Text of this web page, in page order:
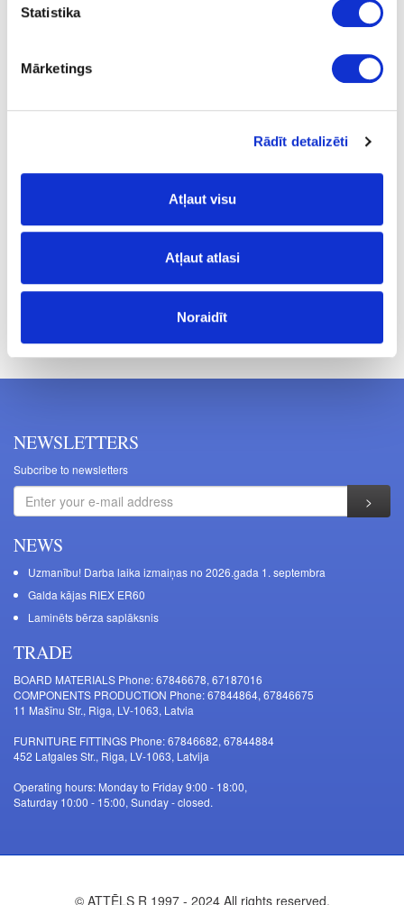
Statistika
Mārketings
Rādīt detalizēti
Atļaut visu
Atļaut atlasi
Noraidīt
Prices excluding VAT. The indicated prices may be changed
NEWSLETTERS
Subcribe to newsletters
NEWS
Uzmanību! Darba laika izmaiņas no 2026.gada 1. septembra
Galda kājas RIEX ER60
Laminēts bērza saplāksnis
TRADE
BOARD MATERIALS Phone: 67846678, 67187016
COMPONENTS PRODUCTION Phone: 67844864, 67846675
11 Mašīnu Str., Riga, LV-1063, Latvia
FURNITURE FITTINGS Phone: 67846682, 67844884
452 Latgales Str., Riga, LV-1063, Latvija
Operating hours: Monday to Friday 9:00 - 18:00,
Saturday 10:00 - 15:00, Sunday - closed.
© ATTĒLS R 1997 - 2024 All rights reserved.